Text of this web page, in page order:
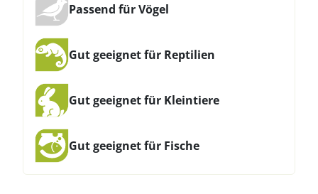
Passend für Vögel
Gut geeignet für Reptilien
Gut geeignet für Kleintiere
Gut geeignet für Fische